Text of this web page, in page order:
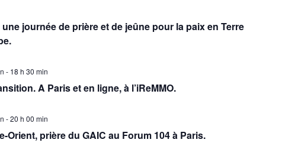
journée de prière et de jeûne pour la paix en Terre
A Paris et en ligne, à l’iReMMO.
- 18 h 30 min
Orient, prière du GAIC au Forum 104 à Paris.
-20 h 00 min